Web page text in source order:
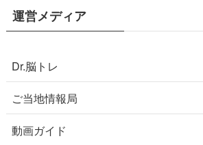
運営メディア
Dr.脳トレ
ご当地情報局
動画ガイド